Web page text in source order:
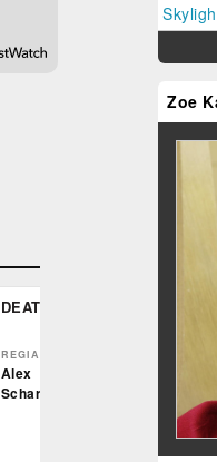
DEATH OF A UNICORN
REGIA
Alex
Scharfman
Zoe